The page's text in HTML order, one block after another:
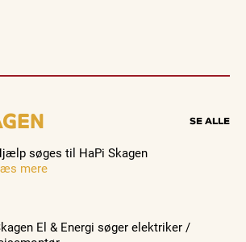
SE ALLE
søges til HaPi Skagen
mere
El & Energi søger elektriker /